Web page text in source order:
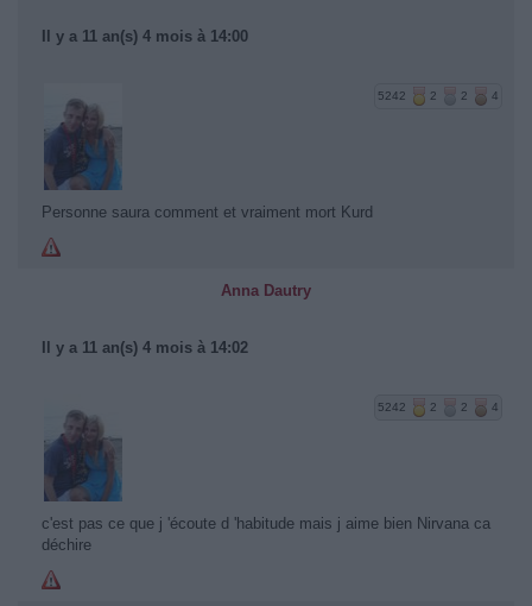
Il y a 11 an(s) 4 mois à 14:00
5242 2 2 4
Personne saura comment et vraiment mort Kurd
Anna Dautry
Il y a 11 an(s) 4 mois à 14:02
5242 2 2 4
c'est pas ce que j 'écoute d 'habitude mais j aime bien Nirvana ca
déchire